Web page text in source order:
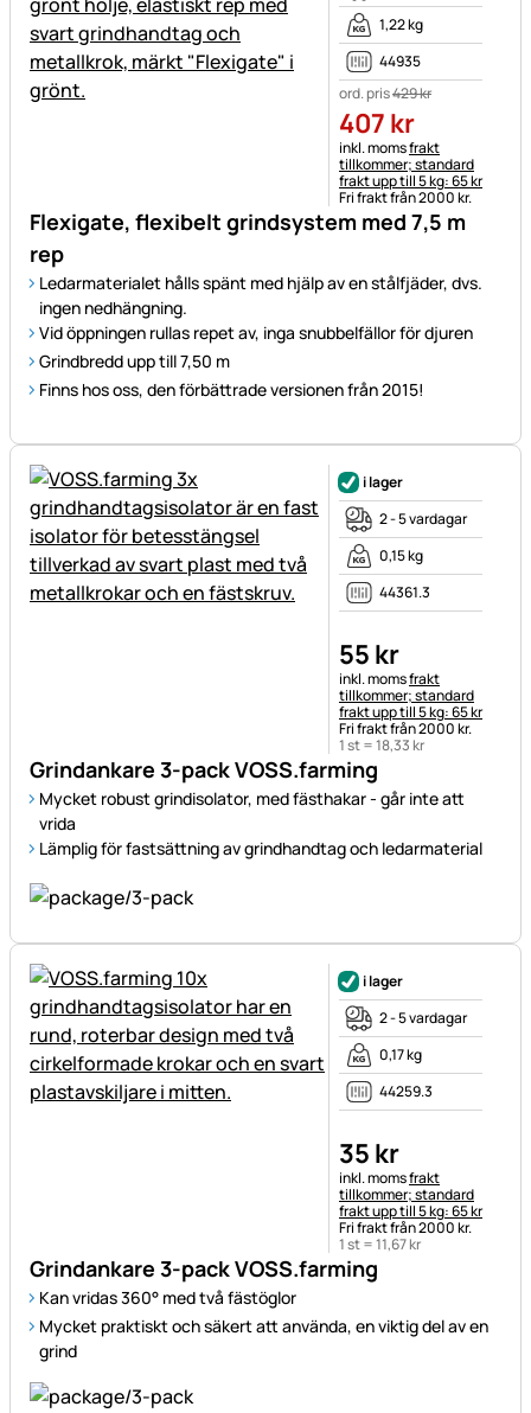
Flexigate, flexibelt grindsystem med 7,5 m
rep
Ledarmaterialet hålls spänt med hjälp av en stålfjäder, dvs.
ingen nedhängning.
Vid öppningen rullas repet av, inga snubbelfällor för djuren
Grindbredd upp till 7,50 m
Finns hos oss, den förbättrade versionen från 2015!
1,22 kg
44935
ord. pris429kr
407 kr
Skatteinformation:
inkl. momsfrakt
tillkommer; standard
frakt upp till 5 kg: 65 kr
Fri frakt från 2000 kr.
Grindankare 3-pack VOSS.farming
Mycket robust grindisolator, med fästhakar - går inte att
vrida
Lämplig för fastsättning av grindhandtag och ledarmaterial
i lager
2 - 5 vardagar
0,15 kg
44361.3
55 kr
Skatteinformation:
inkl. momsfrakt
tillkommer; standard
frakt upp till 5 kg: 65 kr
Fri frakt från 2000 kr.
1 st =18,33kr
Grindankare 3-pack VOSS.farming
Kan vridas 360° med två fästöglor
Mycket praktiskt och säkert att använda, en viktig del av en
grind
i lager
2 - 5 vardagar
0,17 kg
44259.3
35 kr
Skatteinformation:
inkl. momsfrakt
tillkommer; standard
frakt upp till 5 kg: 65 kr
Fri frakt från 2000 kr.
1 st =11,67kr